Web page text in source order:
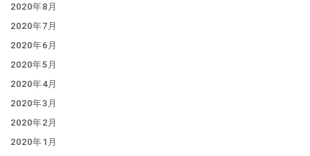
2020年8月
2020年7月
2020年6月
2020年5月
2020年4月
2020年3月
2020年2月
2020年1月